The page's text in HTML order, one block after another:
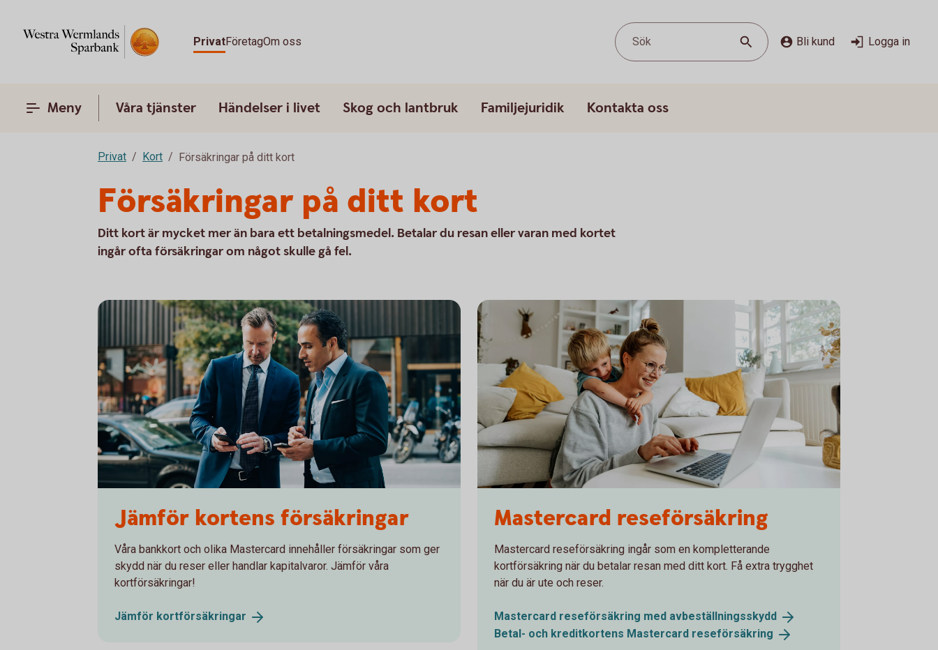
PrivatFöretagOm oss Sök Bli kund Logga in
Meny Våra tjänster Händelser i livet Skog och lantbruk Familjejuridik Kontakta oss
Privat Kort Försäkringar på ditt kort
Försäkringar på ditt kort
Ditt kort är mycket mer än bara ett betalningsmedel. Betalar du resan eller varan med kortet
ingår ofta försäkringar om något skulle gå fel.
Jämför kortens försäkringar
Våra bankkort och olika Mastercard innehåller försäkringar som ger
skydd när du reser eller handlar kapitalvaror. Jämför våra
kortförsäkringar!
Jämför kortförsäkringar
Mastercard reseförsäkring
Mastercard reseförsäkring ingår som en kompletterande
kortförsäkring när du betalar resan med ditt kort. Få extra trygghet
när du är ute och reser.
Mastercard reseförsäkring med avbeställningsskydd
Betal- och kreditkortens Mastercard reseförsäkring